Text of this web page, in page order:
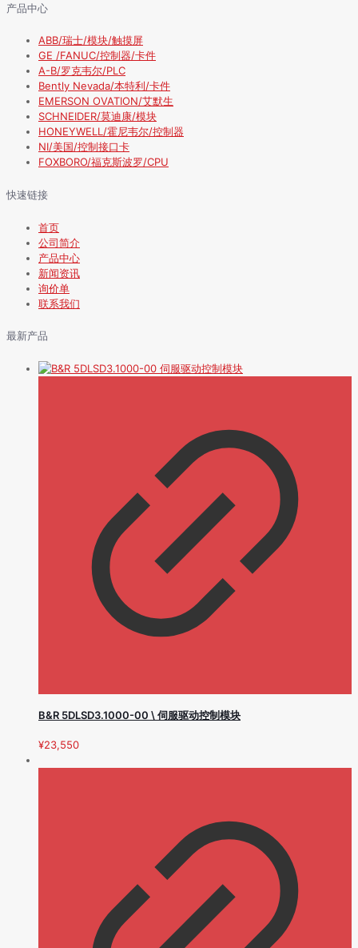
产品中心
ABB/瑞士/模块/触摸屏
GE /FANUC/控制器/卡件
A-B/罗克韦尔/PLC
Bently Nevada/本特利/卡件
EMERSON OVATION/艾默生
SCHNEIDER/莫迪康/模块
HONEYWELL/霍尼韦尔/控制器
NI/美国/控制接口卡
FOXBORO/福克斯波罗/CPU
快速链接
首页
公司简介
产品中心
新闻资讯
询价单
联系我们
最新产品
B&R 5DLSD3.1000-00 \ 伺服驱动控制模块
¥23,550